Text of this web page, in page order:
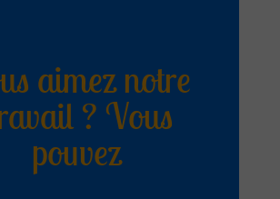
aimez notre
? Vous
pouvez
Emmanuel Septembre 2025